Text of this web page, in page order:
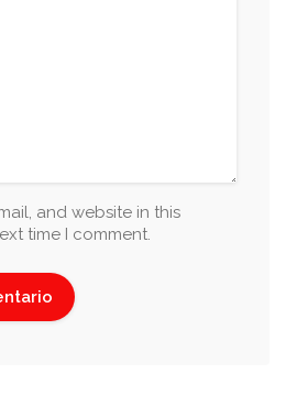
and website in this
time I comment.